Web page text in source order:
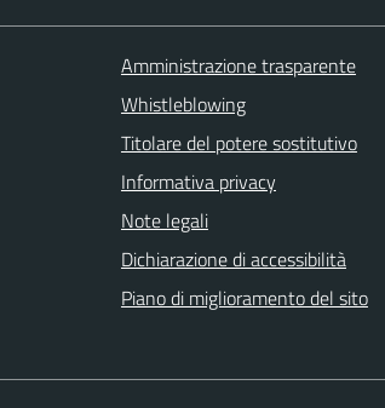
Amministrazione trasparente
Whistleblowing
Titolare del potere sostitutivo
Informativa privacy
Note legali
Dichiarazione di accessibilità
Piano di miglioramento del sito